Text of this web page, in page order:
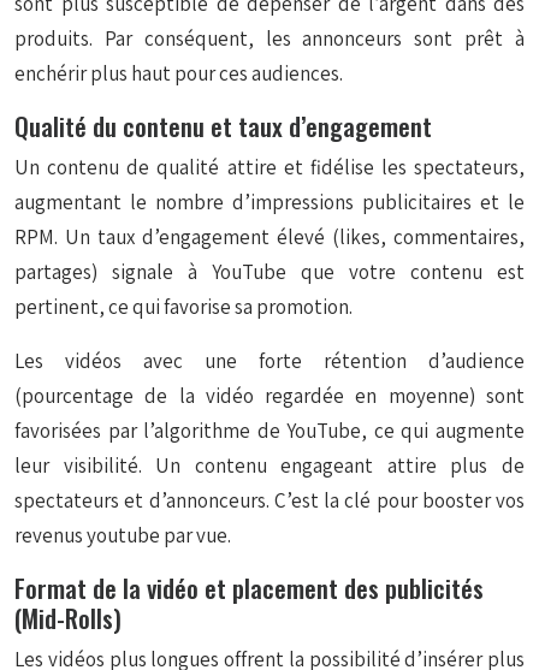
produits. Par conséquent, les annonceurs sont prêt à
enchérir plus haut pour ces audiences.
Qualité du contenu et taux d’engagement
Un contenu de qualité attire et fidélise les spectateurs,
augmentant le nombre d’impressions publicitaires et le
RPM. Un taux d’engagement élevé (likes, commentaires,
partages) signale à YouTube que votre contenu est
pertinent, ce qui favorise sa promotion.
Les vidéos avec une forte rétention d’audience
(pourcentage de la vidéo regardée en moyenne) sont
favorisées par l’algorithme de YouTube, ce qui augmente
leur visibilité. Un contenu engageant attire plus de
spectateurs et d’annonceurs. C’est la clé pour booster vos
revenus youtube par vue.
Format de la vidéo et placement des publicités
(Mid-Rolls)
Les vidéos plus longues offrent la possibilité d’insérer plus